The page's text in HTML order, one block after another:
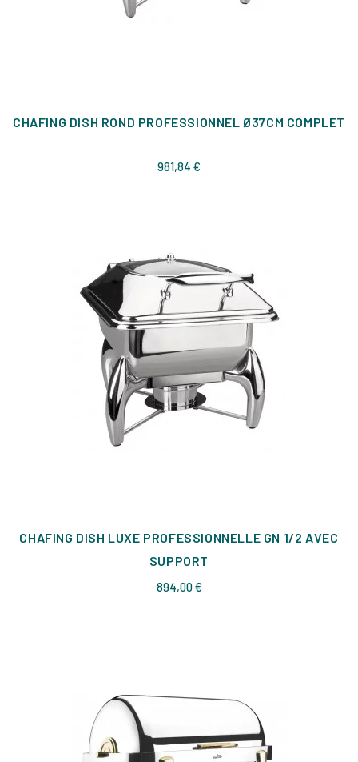
CHAFING DISH ROND PROFESSIONNEL Ø37CM COMPLET
981,84 €
CHAFING DISH LUXE PROFESSIONNELLE GN 1/2 AVEC
SUPPORT
894,00 €Prix